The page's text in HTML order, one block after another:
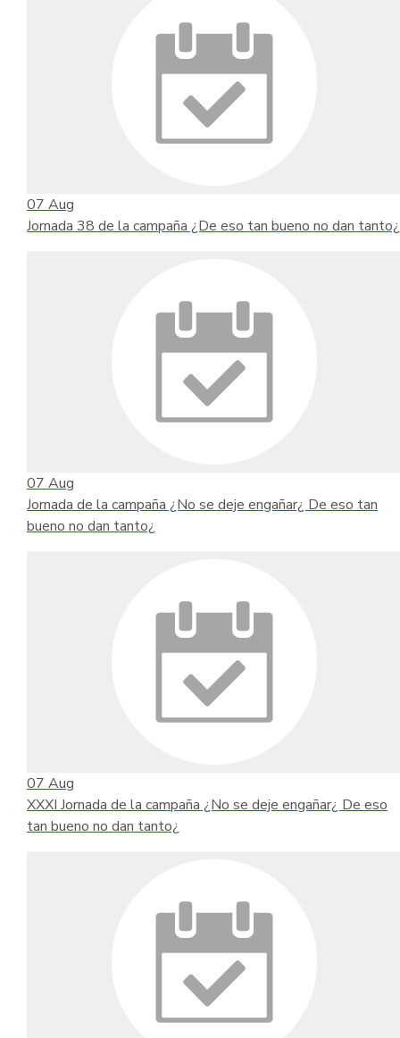
07 Aug
Jornada 38 de la campaña ¿De eso tan bueno no dan tanto¿
07 Aug
Jornada de la campaña ¿No se deje engañar¿ De eso tan
bueno no dan tanto¿
07 Aug
XXXI Jornada de la campaña ¿No se deje engañar¿ De eso
tan bueno no dan tanto¿